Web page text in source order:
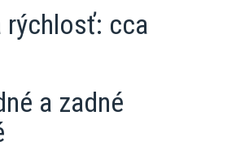
rýchlosť: cca
a zadné